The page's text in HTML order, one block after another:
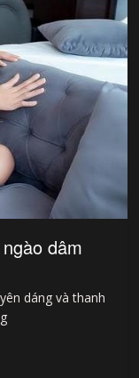
dâm
dáng và thanh